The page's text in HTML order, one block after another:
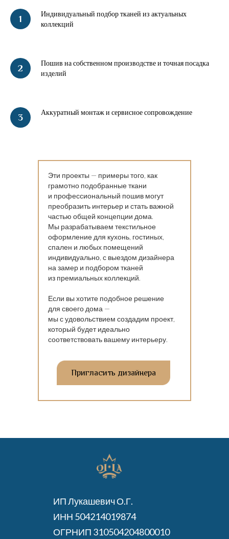
Индивидуальный подбор тканей из актуальных
коллекций
Пошив на собственном производстве и точная посадка
изделий
Аккуратный монтаж и сервисное сопровождение
Эти проекты — примеры того, как
грамотно подобранные ткани
и профессиональный пошив могут
преобразить интерьер и стать важной
частью общей концепции дома.
Мы разрабатываем текстильное
оформление для кухонь, гостиных,
спален и любых помещений
индивидуально, с выездом дизайнера
на замер и подбором тканей
из премиальных коллекций.
Если вы хотите подобное решение
для своего дома —
мы с удовольствием создадим проект,
который будет идеально
соответствовать вашему интерьеру.
Пригласить дизайнера
ИП Лукашевич О.Г.
ИНН 504214019874
ОГРНИП 310504204800010